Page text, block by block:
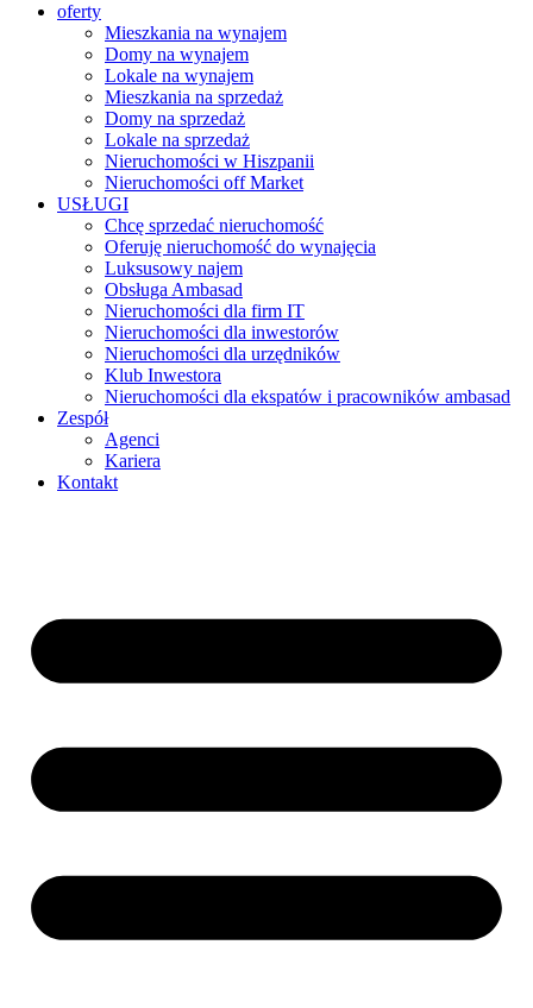
oferty
Mieszkania na wynajem
Domy na wynajem
Lokale na wynajem
Mieszkania na sprzedaż
Domy na sprzedaż
Lokale na sprzedaż
Nieruchomości w Hiszpanii
Nieruchomości off Market
USŁUGI
Chcę sprzedać nieruchomość
Oferuję nieruchomość do wynajęcia
Luksusowy najem
Obsługa Ambasad
Nieruchomości dla firm IT
Nieruchomości dla inwestorów
Nieruchomości dla urzędników
Klub Inwestora
Nieruchomości dla ekspatów i pracowników ambasad
Zespół
Agenci
Kariera
Kontakt